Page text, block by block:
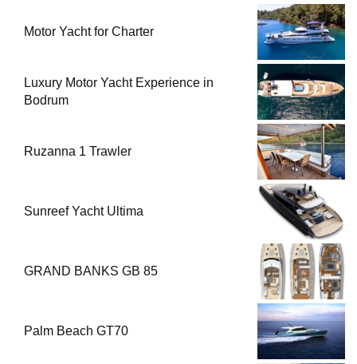
Motor Yacht for Charter
Luxury Motor Yacht Experience in
Bodrum
Ruzanna 1 Trawler
Sunreef Yacht Ultima
GRAND BANKS GB 85
Palm Beach GT70